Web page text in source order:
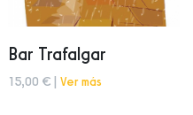
Bar Trafalgar
15,00 € | Ver más